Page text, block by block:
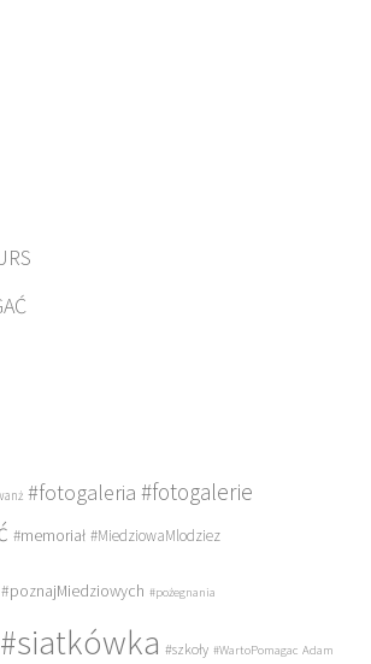
#fotogaleria #fotogalerie
#memoriał #MiedziowaMlodziez
#poznajMiedziowych #pożegnania
#siatkówka #szkoły #WartoPomagac Adam